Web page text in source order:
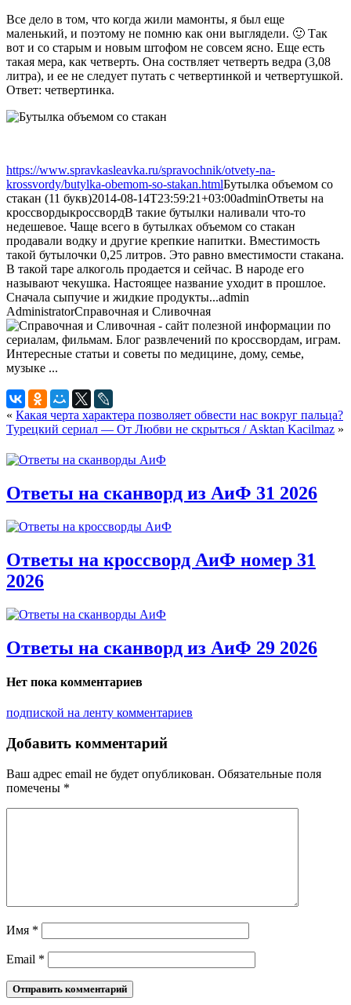
Все дело в том, что когда жили мамонты, я был еще
маленький, и поэтому не помню как они выглядели. 🙂 Так
вот и со старым и новым штофом не совсем ясно. Еще есть
такая мера, как четверть. Она соствляет четверть ведра (3,08
литра), и ее не следует путать с четвертинкой и четвертушкой.
Ответ: четвертинка.
https://www.spravkasleavka.ru/spravochnik/otvety-na-
krossvordy/butylka-obemom-so-stakan.htmlБутылка объемом со
стакан (11 букв)2014-08-14T23:59:21+03:00adminОтветы на
кроссвордыкроссвордВ такие бутылки наливали что-то
недешевое. Чаще всего в бутылках объемом со стакан
продавали водку и другие крепкие напитки. Вместимость
такой бутылочки 0,25 литров. Это равно вместимости стакана.
В такой таре алкоголь продается и сейчас. В народе его
называют чекушка. Настоящее название уходит в прошлое.
Сначала сыпучие и жидкие продукты...admin
AdministratorСправочная и Сливочная
« Какая черта характера позволяет обвести нас вокруг пальца?
Турецкий сериал — От Любви не скрыться / Asktan Kacilmaz »
Ответы на сканворд из АиФ 31 2026
Ответы на кроссворд АиФ номер 31
2026
Ответы на сканворд из АиФ 29 2026
Нет пока комментариев
подпиской на ленту комментариев
Добавить комментарий
Ваш адрес email не будет опубликован. Обязательные поля
помечены *
Имя *
Email *